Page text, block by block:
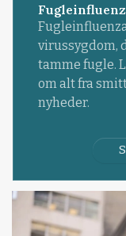
virussygdom,
tamme fugle.
om alt fra
nyheder.